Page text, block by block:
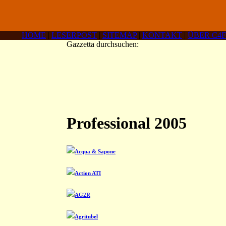
HOME | LESERPOST | SITEMAP| KONTAKT | ÜBER C4F
Gazzetta durchsuchen:
Professional 2005
Acqua & Sapone
Action ATI
AG2R
Agritubel